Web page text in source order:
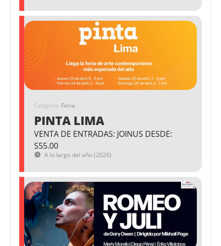
Categoría Feria
PINTA LIMA
VENTA DE ENTRADAS: JOINUS DESDE:
S55.00
A lo largo del año (2026)